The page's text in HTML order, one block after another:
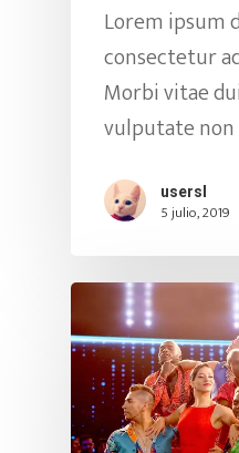
Lorem ipsum
consectetur
Morbi vitae
vulputate
usersl
5 julio, 2019